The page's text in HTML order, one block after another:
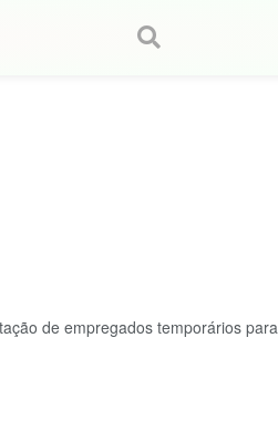
de empregados temporários para